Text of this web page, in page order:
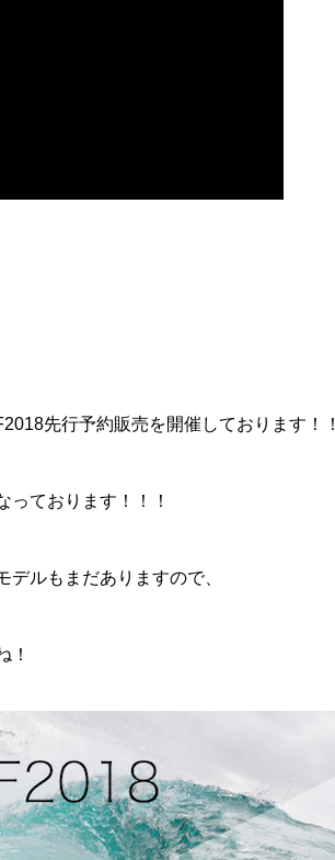
先行予約販売を開催しております！！
っております！！！
ルもまだありますので、
！